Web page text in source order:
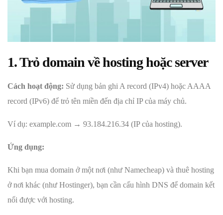
1. Trỏ domain về hosting hoặc server
Cách hoạt động: Sử dụng bản ghi A record (IPv4) hoặc AAAA
record (IPv6) để trỏ tên miền đến địa chỉ IP của máy chủ.
Ví dụ: example.com → 93.184.216.34 (IP của hosting).
Ứng dụng:
Khi bạn mua domain ở một nơi (như Namecheap) và thuê hosting
ở nơi khác (như Hostinger), bạn cần cấu hình DNS để domain kết
nối được với hosting.